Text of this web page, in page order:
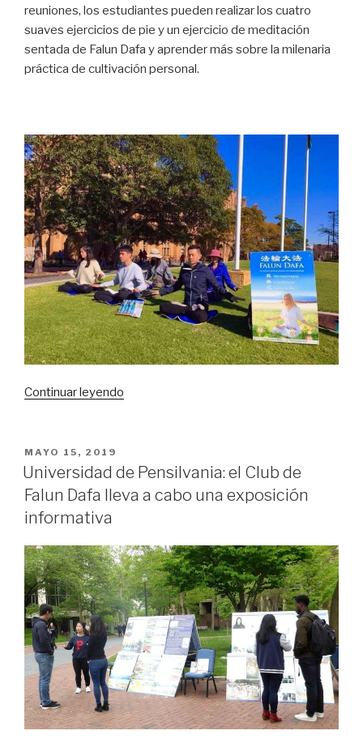
en
la
Universidad
de
reuniones, los estudiantes pueden realizar los cuatro
suaves ejercicios de pie y un ejercicio de meditación
sentada de Falun Dafa y aprender más sobre la milenaria
práctica de cultivación personal.
Continuar leyendo
Dafa
en
de
Sidney»
PUBLICADO
EL
MAYO 15, 2019
Universidad de Pensilvania: el Club de
Falun Dafa lleva a cabo una exposición
informativa